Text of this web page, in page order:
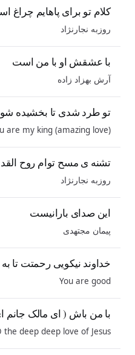
کلام تو برای پاهایم چراغ
روزبه نجارنژاد
با عشقش او با من است
آرش بهزاد زاده
تو طرد شدی تا بخشیده
are my king (amazing love)
تشنه ی مسح توام روح
روزبه نجارنژاد
این صدای بارانیست
پیمان مجتهدی
خداوند نیکویی رحمتت تا
You are good
با من باش ( ای مالک جانم
the deep deep love of Jesus